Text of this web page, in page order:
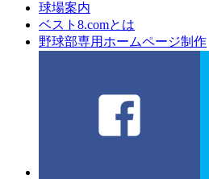
球場案内
ベスト8.comとは
野球部専用ホームページ制作